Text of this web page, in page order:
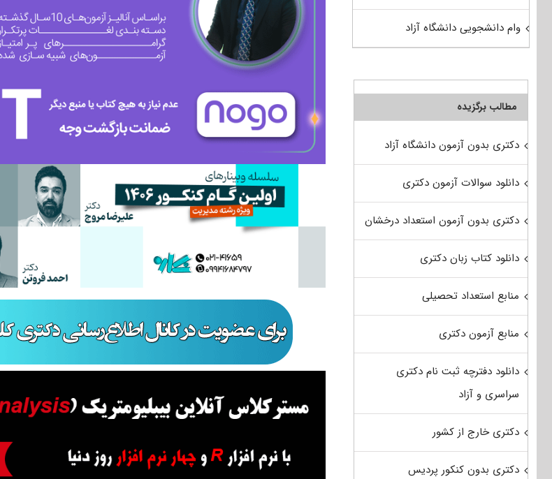
وام دانشجویی دانشگاه آزاد
مطالب برگزیده
دکتری بدون آزمون دانشگاه آزاد
دانلود سوالات آزمون دکتری
دکتری بدون آزمون استعداد درخشان
دانلود کتاب زبان دکتری
منابع استعداد تحصیلی
منابع آزمون دکتری
دانلود دفترچه ثبت نام دکتری
سراسری و آزاد
دکتری خارج از کشور
دکتری بدون کنکور پردیس